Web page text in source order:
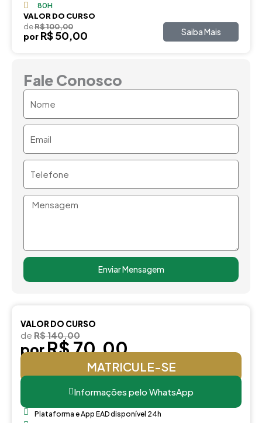
80H
VALOR DO CURSO
deR$ 100,00
por R$ 50,00 Saiba Mais
Fale Conosco
Mensagem
Enviar Mensagem
VALOR DO CURSO
de R$ 140,00
porR$ 70,00
MATRICULE-SE
Informações pelo WhatsApp
Plataforma e App EAD disponível 24h